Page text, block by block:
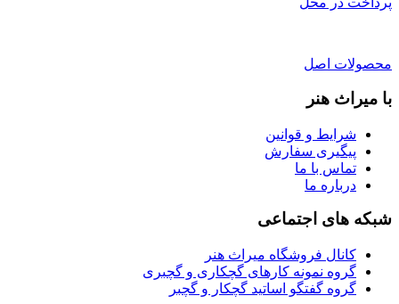
محصولات اصل
با میراث هنر
شرایط و قوانین
پیگیری سفارش
تماس با ما
درباره ما
شبکه های اجتماعی
کانال فروشگاه میراث هنر
گروه نمونه کارهای گچکاری و گچبری
گروه گفتگو اساتید گچکار و گچبر